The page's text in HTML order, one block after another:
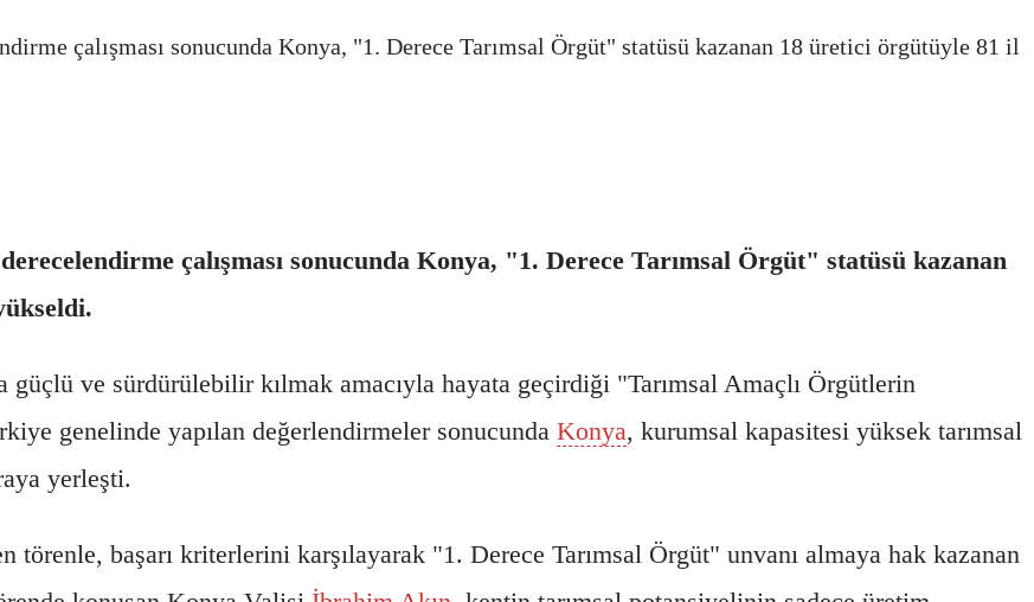
çalışması sonucunda Konya, "1. Derece Tarımsal Örgüt" statüsü kazanan 18 üretici örgütüyle 81 il
çalışması sonucunda Konya, "1. Derece Tarımsal Örgüt" statüsü kazanan
güçlü ve sürdürülebilir kılmak amacıyla hayata geçirdiği "Tarımsal Amaçlı Örgütlerin
genelinde yapılan değerlendirmeler sonucunda Konya, kurumsal kapasitesi yüksek tarımsal
yerleşti.
törenle, başarı kriterlerini karşılayarak "1. Derece Tarımsal Örgüt" unvanı almaya hak kazanan